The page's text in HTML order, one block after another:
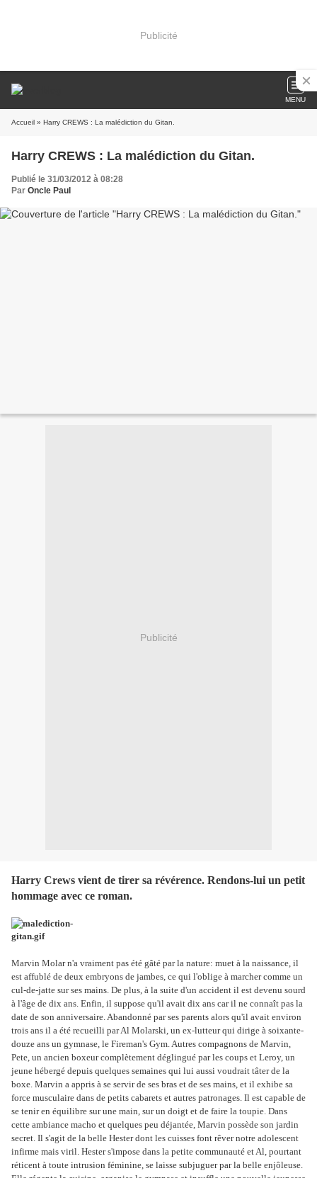
Publicité
MENU
Accueil » Harry CREWS : La malédiction du Gitan.
Harry CREWS : La malédiction du Gitan.
Publié le 31/03/2012 à 08:28
Par Oncle Paul
Publicité
Harry Crews vient de tirer sa révérence. Rendons-lui un petit
hommage avec ce roman.
Marvin Molar n'a vraiment pas été gâté par la nature: muet à la naissance, il
est affublé de deux embryons de jambes, ce qui l'oblige à marcher comme un
cul-de-jatte sur ses mains. De plus, à la suite d'un accident il est devenu sourd
à l'âge de dix ans. Enfin, il suppose qu'il avait dix ans car il ne connaît pas la
date de son anniversaire. Abandonné par ses parents alors qu'il avait environ
trois ans il a été recueilli par Al Molarski, un ex-lutteur qui dirige à soixante-
douze ans un gymnase, le Fireman's Gym. Autres compagnons de Marvin,
Pete, un ancien boxeur complètement déglingué par les coups et Leroy, un
jeune hébergé depuis quelques semaines qui lui aussi voudrait tâter de la
boxe. Marvin a appris à se servir de ses bras et de ses mains, et il exhibe sa
force musculaire dans de petits cabarets et autres patronages. Il est capable de
se tenir en équilibre sur une main, sur un doigt et de faire la toupie. Dans
cette ambiance macho et quelques peu déjantée, Marvin possède son jardin
secret. Il s'agit de la belle Hester dont les cuisses font rêver notre adolescent
infirme mais viril. Hester s'impose dans la petite communauté et Al, pourtant
réticent à toute intrusion féminine, se laisse subjuguer par la belle enjôleuse.